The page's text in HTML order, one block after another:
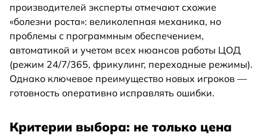
производителей эксперты отмечают схожие
«болезни роста»: великолепная механика, но
проблемы с программным обеспечением,
автоматикой и учетом всех нюансов работы ЦОД
(режим 24/7/365, фрикулинг, переходные режимы).
Однако ключевое преимущество новых игроков —
готовность оперативно исправлять ошибки.
Критерии выбора: не только цена